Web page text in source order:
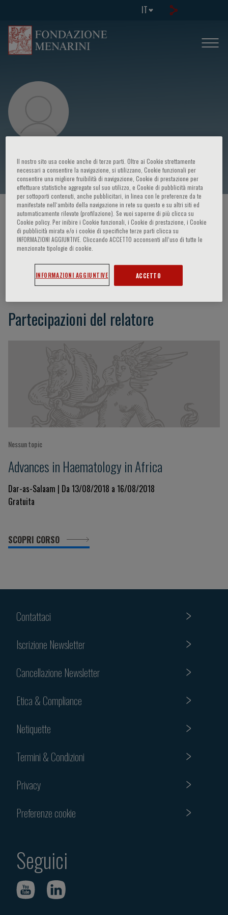
IT
Trish Scanlan
HOME PAGE / CORSI ED EVENTI / RELATORE
Trish Scanlan
Partecipazioni del relatore
Nessun topic
Advances in Haematology in Africa
Dar-as-Salaam | Da 13/08/2018 a 16/08/2018
Gratuita
SCOPRI CORSO
Contattaci
Iscrizione Newsletter
Cancellazione Newsletter
Etica & Compliance
Netiquette
Termini & Condizioni
Privacy
Preferenze cookie
Seguici
Il nostro sito usa cookie anche di terze parti. Oltre ai Cookie strettamente
necessari a consentire la navigazione, si utilizzano, Cookie funzionali per
consentire una migliore fruibilità di navigazione, Cookie di prestazione per
effettuare statistiche aggregate sul suo utilizzo, e Cookie di pubblicità mirata
per sottoporti contenuti, anche pubblicitari, in linea con le preferenze da te
manifestate nell‘ambito della navigazione in rete su questo e su altri siti ed
automaticamente rilevate (profilazione). Se vuoi saperne di più clicca su
Cookie policy. Per inibire i Cookie funzionali, i Cookie di prestazione, i Cookie
di pubblicità mirata e/o i cookie di specifiche terze parti clicca su
INFORMAZIONI AGGIUNTIVE. Cliccando ACCETTO acconsenti all’uso di tutte le
menzionate tipologie di cookie.
INFORMAZIONI AGGIUNTIVE ACCETTO